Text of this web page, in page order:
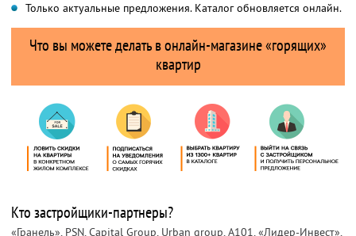
Только актуальные предложения. Каталог обновляется онлайн.
Что вы можете делать в онлайн-магазине «горящих»
квартир
Кто застройщики-партнеры?
«Гранель», PSN, Capital Group, Urban group, А101, «Лидер-Инвест»,